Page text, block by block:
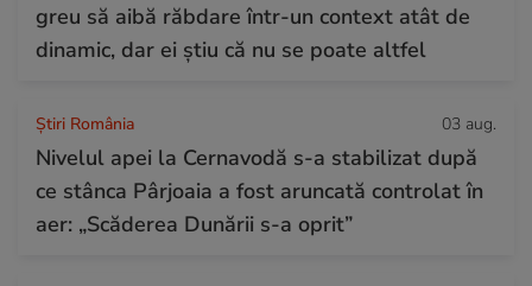
greu să aibă răbdare într-un context atât de
dinamic, dar ei știu că nu se poate altfel
Știri România 03 aug.
Nivelul apei la Cernavodă s-a stabilizat după
ce stânca Pârjoaia a fost aruncată controlat în
aer: „Scăderea Dunării s-a oprit”